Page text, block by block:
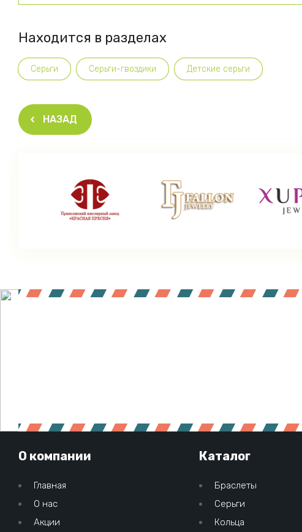
Находится в разделах
Серьги Серьги-гвоздики Детские серьги
НАЗАД
О компании
Главная
О нас
Акции
Каталог
Браслеты
Серьги
Кольца